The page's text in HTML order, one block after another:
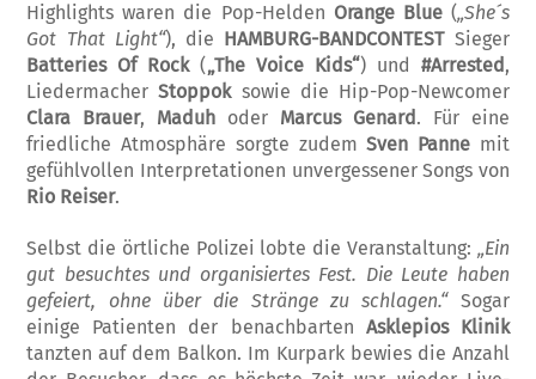
Highlights waren die Pop-Helden Orange Blue(„She´s
Got That Light“), die HAMBURG-BANDCONTEST Sieger
Batteries Of Rock(„The Voice Kids“) und #Arrested ,
LiedermacherStoppok sowie die Hip-Pop-Newcomer
Clara Brauer, Maduh oder Marcus Genard . Für eine
friedliche Atmosphäre sorgte zudemSven Pannemit
gefühlvollen Interpretationen unvergessener Songs von
Rio Reiser.
Selbst die örtliche Polizei lobte die Veranstaltung: „Ein
gut besuchtes und organisiertes Fest. Die Leute haben
gefeiert, ohne über die Stränge zu schlagen.“Sogar
einige Patienten der benachbarten Asklepios Klinik
tanzten auf dem Balkon. Im Kurpark bewies die Anzahl